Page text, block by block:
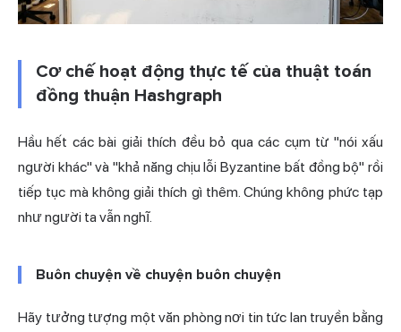
Cơ chế hoạt động thực tế của thuật toán
đồng thuận Hashgraph
Hầu hết các bài giải thích đều bỏ qua các cụm từ "nói xấu
người khác" và "khả năng chịu lỗi Byzantine bất đồng bộ" rồi
tiếp tục mà không giải thích gì thêm. Chúng không phức tạp
như người ta vẫn nghĩ.
Buôn chuyện về chuyện buôn chuyện
Hãy tưởng tượng một văn phòng nơi tin tức lan truyền bằng